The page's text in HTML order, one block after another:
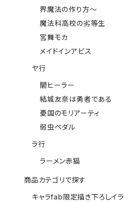
界魔法の作り方～
魔法科高校の劣等生
宮舞モカ
メイドインアビス
ヤ行
闇ヒーラー
結城友奈は勇者である
憂国のモリアーティ
弱虫ペダル
ラ行
ラーメン赤猫
商品カテゴリで探す
キャラfab限定描き下ろしイラ